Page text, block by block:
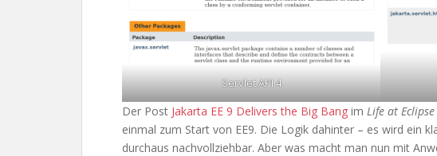
Servlet API 4
Der Post Jakarta EE 9 Delivers the Big Bang im Life at Eclipse
einmal zum Start von EE9. Die Logik dahinter – es wird ein
durchaus nachvollziehbar. Aber was macht man nun mit